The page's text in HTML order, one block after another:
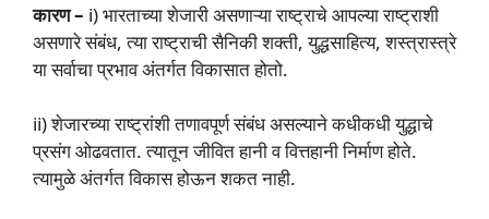
कारण – i) भारताच्या शेजारी असणाऱ्या राष्ट्राचे आपल्या राष्ट्राशी
असणारे संबंध, त्या राष्ट्राची सैनिकी शक्ती, युद्धसाहित्य, शस्त्रास्त्रे
या सर्वाचा प्रभाव अंतर्गत विकासात होतो.
ii) शेजारच्या राष्ट्रांशी तणावपूर्ण संबंध असल्याने कधीकधी युद्धाचे
प्रसंग ओढवतात. त्यातून जीवित हानी व वित्तहानी निर्माण होते.
त्यामुळे अंतर्गत विकास होऊन शकत नाही.